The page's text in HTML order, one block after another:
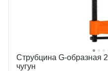
Струбцина G-образная
чугун